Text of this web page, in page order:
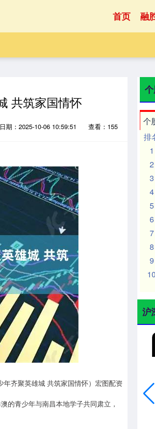
首页 融
共筑家国情怀
日期：2025-10-06 10:59:51 查看：155
年齐聚英雄城 共筑家国情怀）宏图配资
的青少年与南昌本地学子共同肃立，
个
排
1
2
3
4
5
6
7
8
9
10
沪
14311.01 200.89